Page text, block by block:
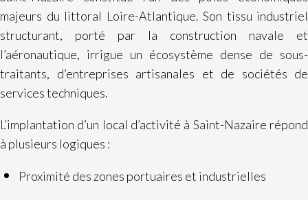
majeurs du littoral Loire-Atlantique. Son tissu industriel
structurant, porté par la construction navale et
l’aéronautique, irrigue un écosystème dense de sous-
traitants, d’entreprises artisanales et de sociétés de
services techniques.
L’implantation d’un local d’activité à Saint-Nazaire répond
à plusieurs logiques :
Proximité des zones portuaires et industrielles